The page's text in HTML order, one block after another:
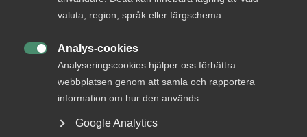
valuta, region, språk eller färgschema.
Analys-cookies
Analyseringscookies hjälper oss förbättra
webbplatsen genom att samla och rapportera
information om hur den används.
Google Analytics
Bli en del av framtidens
Jobb & karriär
Om Almega